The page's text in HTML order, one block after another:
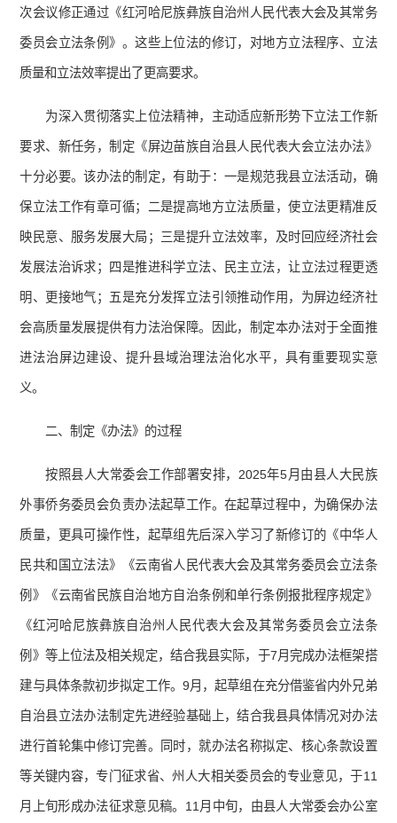
次会议修正通过《红河哈尼族彝族自治州人民代表大会及其常务
委员会立法条例》。这些上位法的修订，对地方立法程序、立法
质量和立法效率提出了更高要求。
为深入贯彻落实上位法精神，主动适应新形势下立法工作新
要求、新任务，制定《屏边苗族自治县人民代表大会立法办法》
十分必要。该办法的制定，有助于：一是规范我县立法活动，确
保立法工作有章可循；二是提高地方立法质量，使立法更精准反
映民意、服务发展大局；三是提升立法效率，及时回应经济社会
发展法治诉求；四是推进科学立法、民主立法，让立法过程更透
明、更接地气；五是充分发挥立法引领推动作用，为屏边经济社
会高质量发展提供有力法治保障。因此，制定本办法对于全面推
进法治屏边建设、提升县域治理法治化水平，具有重要现实意
义。
二、制定《办法》的过程
按照县人大常委会工作部署安排，2025年5月由县人大民族
外事侨务委员会负责办法起草工作。在起草过程中，为确保办法
质量，更具可操作性，起草组先后深入学习了新修订的《中华人
民共和国立法法》《云南省人民代表大会及其常务委员会立法条
例》《云南省民族自治地方自治条例和单行条例报批程序规定》
《红河哈尼族彝族自治州人民代表大会及其常务委员会立法条
例》等上位法及相关规定，结合我县实际，于7月完成办法框架搭
建与具体条款初步拟定工作。9月，起草组在充分借鉴省内外兄弟
自治县立法办法制定先进经验基础上，结合我县具体情况对办法
进行首轮集中修订完善。同时，就办法名称拟定、核心条款设置
等关键内容，专门征求省、州人大相关委员会的专业意见，于11
月上旬形成办法征求意见稿。11月中旬，由县人大常委会办公室